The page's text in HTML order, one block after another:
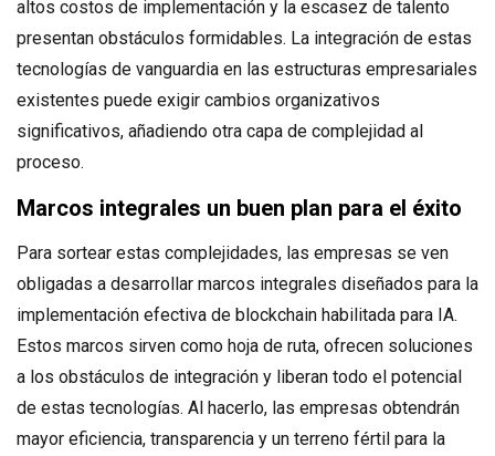
altos costos de implementación y la escasez de talento
presentan obstáculos formidables. La integración de estas
tecnologías de vanguardia en las estructuras empresariales
existentes puede exigir cambios organizativos
significativos, añadiendo otra capa de complejidad al
proceso.
Marcos integrales un buen plan para el éxito
Para sortear estas complejidades, las empresas se ven
obligadas a desarrollar marcos integrales diseñados para la
implementación efectiva de blockchain habilitada para IA.
Estos marcos sirven como hoja de ruta, ofrecen soluciones
a los obstáculos de integración y liberan todo el potencial
de estas tecnologías. Al hacerlo, las empresas obtendrán
mayor eficiencia, transparencia y un terreno fértil para la